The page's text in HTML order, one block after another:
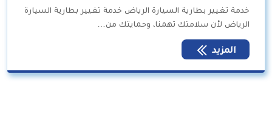
خدمة تغيير بطارية السيارة الرياض خدمة تغيير بطارية السيارة
الرياض لأن سلامتك تهمنا، وحمايتك من…
المزيد